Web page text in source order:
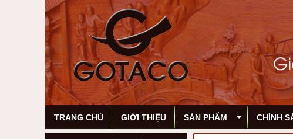
TRANG CHỦ GIỚI THIỆU SẢN PHẨM CHÍNH